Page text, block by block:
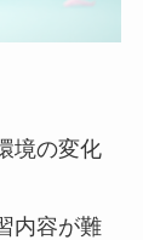
境の変化
内容が難